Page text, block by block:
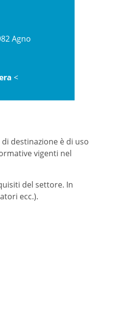
Agno
<
destinazione è di uso
vigenti nel
del settore. In
ecc.).